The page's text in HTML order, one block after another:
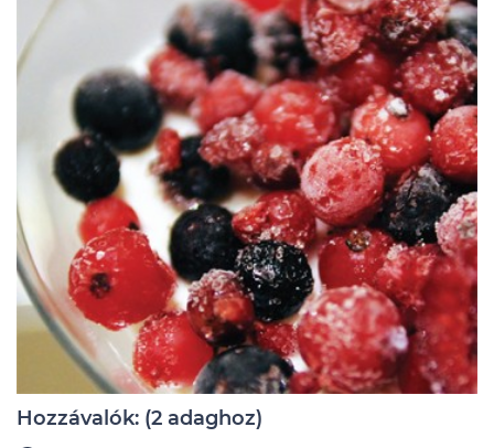
Hozzávalók: (2 adaghoz)